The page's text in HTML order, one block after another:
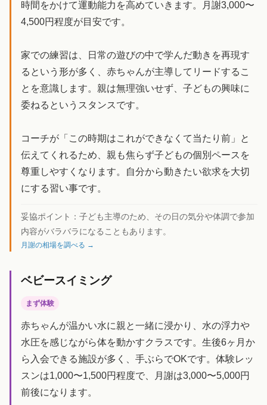
時間をかけて運動能力を高めていきます。月謝3,000〜
4,500円程度が目安です。
家での練習は、日常の遊びの中で学んだ動きを再現す
るという形が多く、赤ちゃんが主導してリードするこ
とを意識します。親は無理強いせず、子どもの興味に
委ねるというスタンスです。
コーチが「この時期はこれができなくて当たり前」と
伝えてくれるため、親も焦らず子どもの個別ペースを
尊重しやすくなります。自分から動きたい欲求を大切
にする習い事です。
妥協ポイント： 子ども主導のため、その日の気分や体調で参加
内容がバラバラになることもあります。
月謝の相場を調べる →
ベビースイミング
まず体験
赤ちゃんが温かい水に親と一緒に浸かり、水の浮力や
水圧を感じながら体を動かすクラスです。生後6ヶ月か
ら入会できる施設が多く、手ぶらでOKです。体験レッ
スンは1,000〜1,500円程度で、月謝は3,000〜5,000円
前後になります。